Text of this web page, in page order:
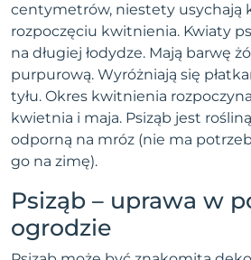
centymetrów, niestety usychają
rozpoczęciu kwitnienia. Kwiaty
na długiej łodydze. Mają barwę
purpurową. Wyróżniają się
tyłu. Okres kwitnienia
kwietnia i maja. Psiząb jest
odporną na mróz (nie ma
go na zimę).
Psiząb – uprawa w
ogrodzie